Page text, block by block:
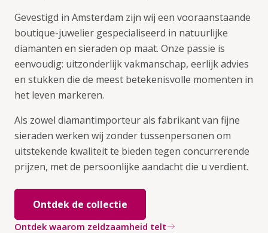
Gevestigd in Amsterdam zijn wij een vooraanstaande
boutique-juwelier gespecialiseerd in natuurlijke
diamanten en sieraden op maat. Onze passie is
eenvoudig: uitzonderlijk vakmanschap, eerlijk advies
en stukken die de meest betekenisvolle momenten in
het leven markeren.
Als zowel diamantimporteur als fabrikant van fijne
sieraden werken wij zonder tussenpersonen om
uitstekende kwaliteit te bieden tegen concurrerende
prijzen, met de persoonlijke aandacht die u verdient.
Ontdek de collectie
Ontdek waarom zeldzaamheid telt